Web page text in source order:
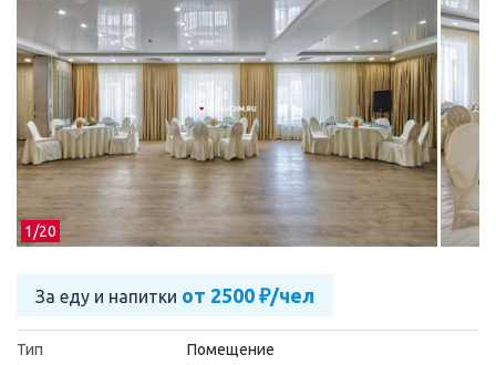
1/20
За еду и напитки от 2500 ₽/чел
Тип
Помещение